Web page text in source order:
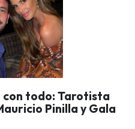
todo: Tarotista
Pinilla y Gala